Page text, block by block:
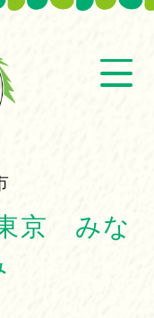
京 みな